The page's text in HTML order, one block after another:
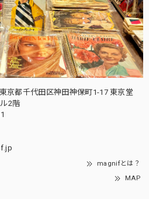
京都千代田区神田神保町1-17 東京堂
2階
magnifとは？
MAP